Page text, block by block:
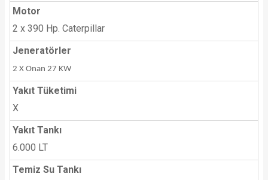
Motor
2 x 390 Hp. Caterpillar
Jeneratörler
2 X Onan 27 KW
Yakıt Tüketimi
X
Yakıt Tankı
6.000 LT
Temiz Su Tankı